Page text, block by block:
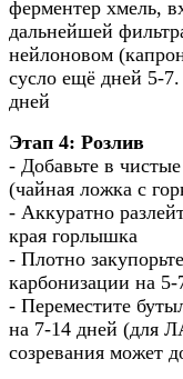
ферментер хмель,
дальнейшей
нейлоновом
сусло ещё дней 5-
дней
Этап 4: Розлив
- Добавьте в
(чайная ложка с
- Аккуратно
края горлышка
- Плотно
карбонизации на
- Переместите
на 7-14 дней (для
созревания может